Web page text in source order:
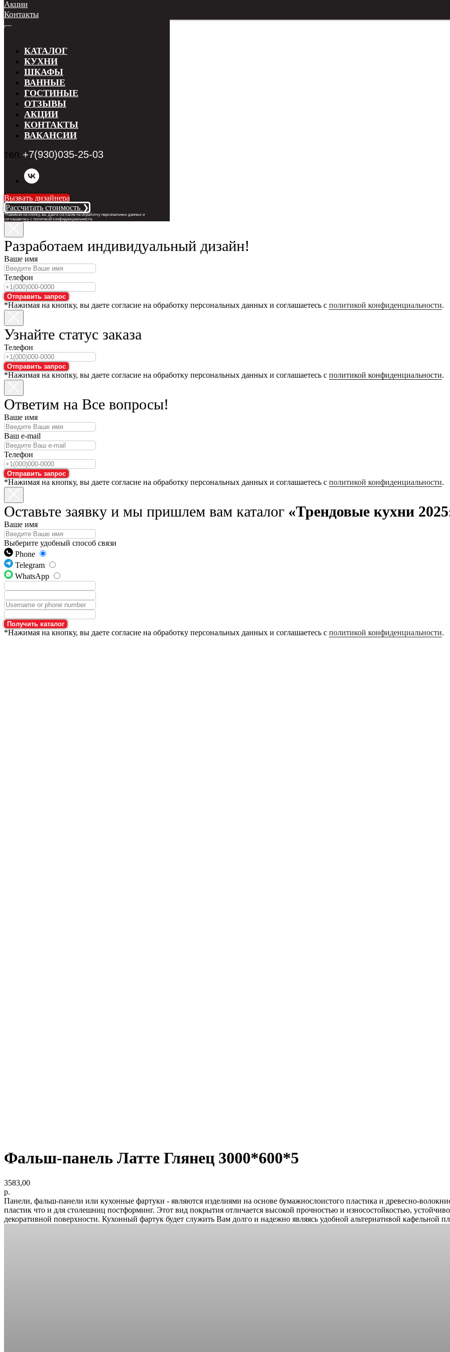
Акции
Контакты
КАТАЛОГ
КУХНИ
ШКАФЫ
ВАННЫЕ
ГОСТИНЫЕ
ОТЗЫВЫ
АКЦИИ
КОНТАКТЫ
ВАКАНСИИ
тел.+7(930)035-25-03
Вызвать дизайнера
Рассчитать стоимость ❯
*Нажимая на кнопку, вы даете согласие на обработку персональных данных и
соглашаетесь с политикой конфиденциальности.
Разработаем индивидуальный дизайн!
Ваше имя
Телефон
Отправить запрос
*Нажимая на кнопку, вы даете согласие на обработку персональных данных и соглашаетесь с политикой конфиденциальности.
Узнайте статус заказа
Телефон
Отправить запрос
*Нажимая на кнопку, вы даете согласие на обработку персональных данных и соглашаетесь с политикой конфиденциальности.
Ответим на Все вопросы!
Ваше имя
Ваш e-mail
Телефон
Отправить запрос
*Нажимая на кнопку, вы даете согласие на обработку персональных данных и соглашаетесь с политикой конфиденциальности.
Оставьте заявку и мы пришлем вам каталог «Трендовые кухни
Ваше имя
Выберите удобный способ связи
Phone
Telegram
WhatsApp
Получить каталог
*Нажимая на кнопку, вы даете согласие на обработку персональных данных и соглашаетесь с политикой конфиденциальности.
Фальш-панель Латте Глянец 3000*600*5
3583,00
р.
Панели, фальш-панели или кухонные фартуки - являются изделиями на основе бумажнослоистого пластика и древесно-
пластик что и для столешниц постформинг. Этот вид покрытия отличается высокой прочностью и износостойкостью,
декоративной поверхности. Кухонный фартук будет служить Вам долго и надежно являясь удобной альтернативой кафельной